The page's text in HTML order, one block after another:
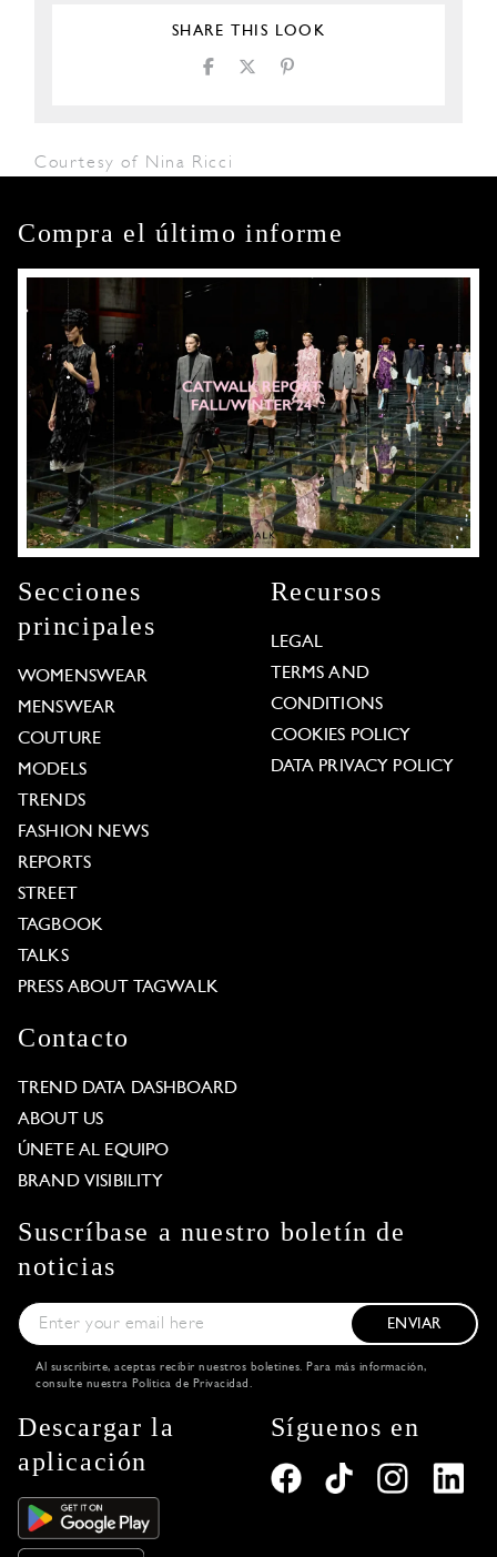
SHARE THIS LOOK
Courtesy of Nina Ricci
Compra el último informe
Secciones
principales
WOMENSWEAR
MENSWEAR
COUTURE
MODELS
TRENDS
FASHION NEWS
REPORTS
STREET
TAGBOOK
TALKS
PRESS ABOUT TAGWALK
Recursos
LEGAL
TERMS AND
CONDITIONS
COOKIES POLICY
DATA PRIVACY POLICY
Contacto
TREND DATA DASHBOARD
ABOUT US
ÚNETE AL EQUIPO
BRAND VISIBILITY
Suscríbase a nuestro boletín de
noticias
ENVIAR
Al suscribirte, aceptas recibir nuestros boletines. Para más información,
consulte nuestra Política de Privacidad .
Descargar la
aplicación
Síguenos en